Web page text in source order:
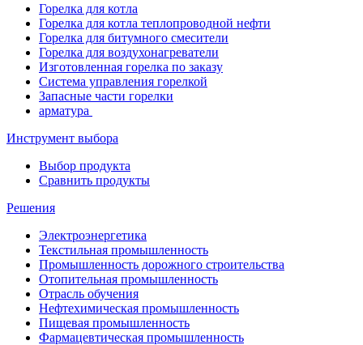
Горелка для котла
Горелка для котла теплопроводной нефти
Горелка для битумного смесители
Горелка для воздухонагреватели
Изготовленная горелка по заказу
Система управления горелкой
Запасные части горелки
арматура
Инструмент выбора
Выбор продукта
Сравнить продукты
Решения
Электроэнергетика
Текстильная промышленность
Промышленность дорожного строительства
Отопительная промышленность
Отрасль обучения
Нефтехимическая промышленность
Пищевая промышленность
Фармацевтическая промышленность